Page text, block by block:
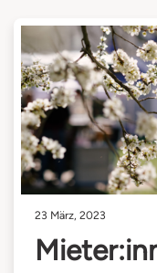
23 März, 2023